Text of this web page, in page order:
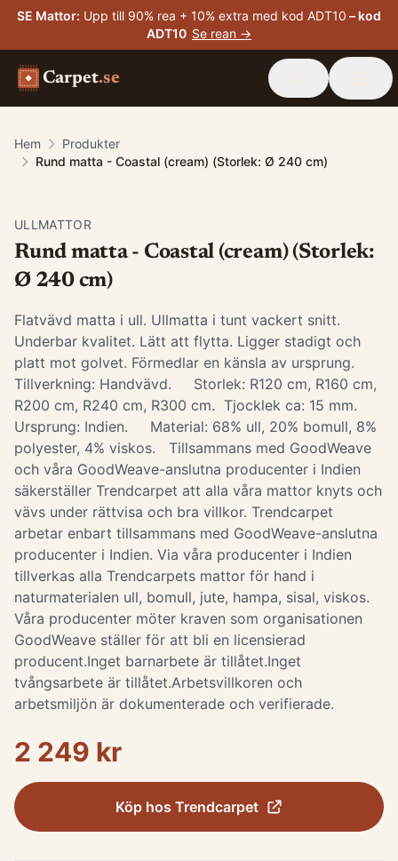
SE Mattor: Upp till 90% rea + 10% extra med kod ADT10 – kod
ADT10 Se rean →
Carpet.se
Hem
Produkter
Rund matta - Coastal (cream) (Storlek: Ø 240 cm)
ULLMATTOR
Rund matta - Coastal (cream) (Storlek:
Ø 240 cm)
Flatvävd matta i ull. Ullmatta i tunt vackert snitt.
Underbar kvalitet. Lätt att flytta. Ligger stadigt och
platt mot golvet. Förmedlar en känsla av ursprung.
Tillverkning: Handvävd. Storlek: R120 cm, R160 cm,
R200 cm, R240 cm, R300 cm. Tjocklek ca: 15 mm.
Ursprung: Indien. Material: 68% ull, 20% bomull, 8%
polyester, 4% viskos. Tillsammans med GoodWeave
och våra GoodWeave-anslutna producenter i Indien
säkerställer Trendcarpet att alla våra mattor knyts och
vävs under rättvisa och bra villkor. Trendcarpet
arbetar enbart tillsammans med GoodWeave-anslutna
producenter i Indien. Via våra producenter i Indien
tillverkas alla Trendcarpets mattor för hand i
naturmaterialen ull, bomull, jute, hampa, sisal, viskos.
Våra producenter möter kraven som organisationen
GoodWeave ställer för att bli en licensierad
producent.Inget barnarbete är tillåtet.Inget
tvångsarbete är tillåtet.Arbetsvillkoren och
arbetsmiljön är dokumenterade och verifierade.
2 249 kr
Köp hos Trendcarpet